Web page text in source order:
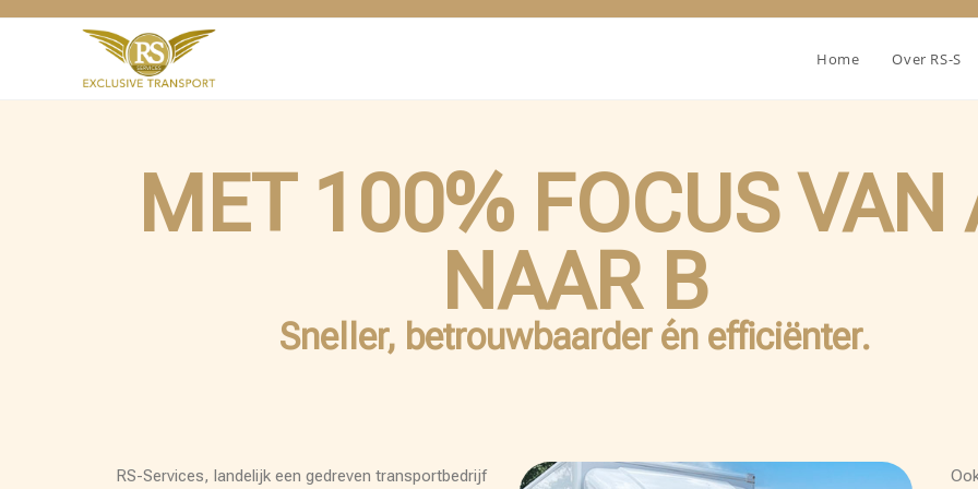
Home Over RS-S
MET 100% FOCUS VAN
NAAR B
Sneller, betrouwbaarder én efficiënter.
RS-Services, landelijk een gedreven transportbedrijf